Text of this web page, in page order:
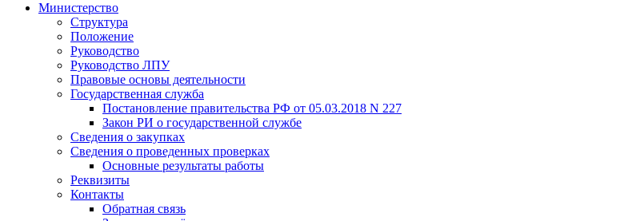
Министерство
Структура
Положение
Руководство
Руководство ЛПУ
Правовые основы деятельности
Государственная служба
Постановление правительства РФ от 05.03.2018 N 227
Закон РИ о государственной службе
Сведения о закупках
Сведения о проведенных проверках
Основные результаты работы
Реквизиты
Контакты
Обратная связь